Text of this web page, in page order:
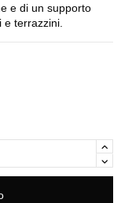
e di un supporto
terrazzini.